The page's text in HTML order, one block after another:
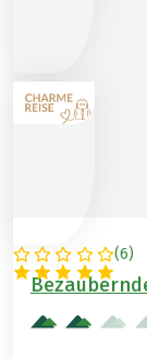
(6)
ÖSTERREICH